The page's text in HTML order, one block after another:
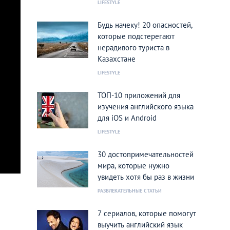
LIFESTYLE
Будь начеку! 20 опасностей,
которые подстерегают
нерадивого туриста в
Казахстане
LIFESTYLE
ТОП-10 приложений для
изучения английского языка
для iOS и Android
LIFESTYLE
30 достопримечательностей
мира, которые нужно
увидеть хотя бы раз в жизни
РАЗВЛЕКАТЕЛЬНЫЕ СТАТЬИ
7 сериалов, которые помогут
выучить английский язык